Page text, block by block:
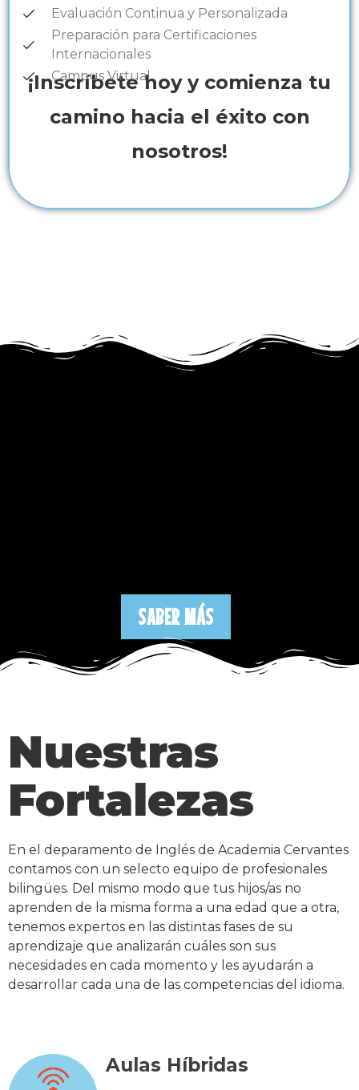
Evaluación Continua y Personalizada
Preparación para Certificaciones
Internacionales
Campus Virtual
¡Inscríbete hoy y comienza tu
camino hacia el éxito con
nosotros!
SABER MÁS
Nuestras
Fortalezas
En el deparamento de Inglés de Academia Cervantes
contamos con un selecto equipo de profesionales
bilingües. Del mismo modo que tus hijos/as no
aprenden de la misma forma a una edad que a otra,
tenemos expertos en las distintas fases de su
aprendizaje que analizarán cuáles son sus
necesidades en cada momento y les ayudarán a
desarrollar cada una de las competencias del idioma.
Aulas Híbridas